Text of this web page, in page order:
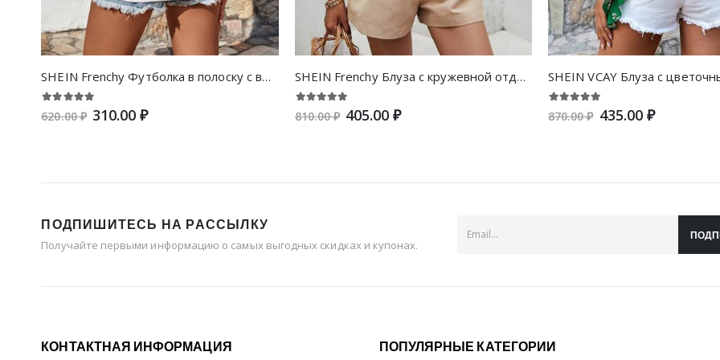
SHEIN Frenchy Футболка в полоску с вышивкой сердечка
620.00 ₽ 310.00 ₽
SHEIN Frenchy Блуза с кружевной отделкой с воротником-бантом
810.00 ₽ 405.00 ₽ 870.00 ₽ 435.00 ₽
ПОДПИШИТЕСЬ НА РАССЫЛКУ
Получайте первыми информацию о самых выгодных скидках и купонах.
КОНТАКТНАЯ ИНФОРМАЦИЯ ПОПУЛЯРНЫЕ КАТЕГОРИИ